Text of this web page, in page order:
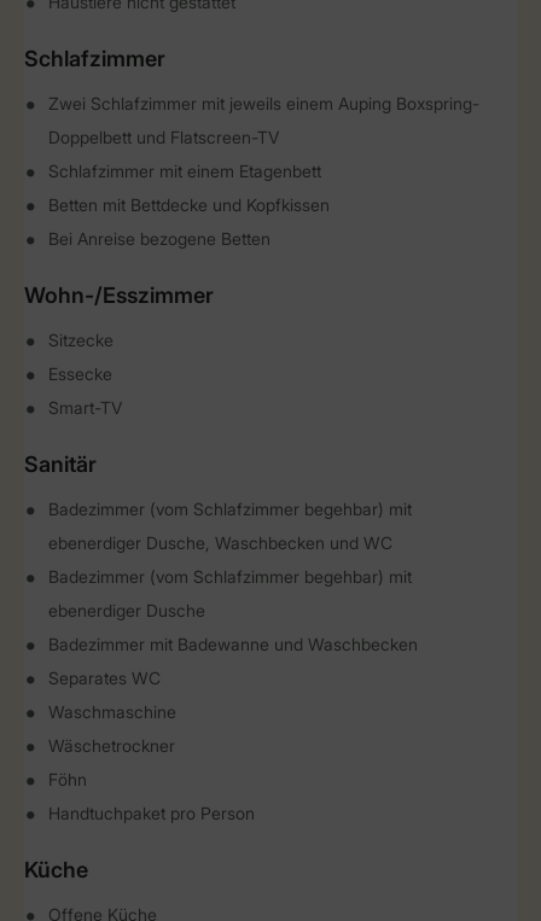
Schlafzimmer
Zwei Schlafzimmer mit jeweils einem Auping Boxspring-
Doppelbett und Flatscreen-TV
Schlafzimmer mit einem Etagenbett
Betten mit Bettdecke und Kopfkissen
Bei Anreise bezogene Betten
Wohn-/Esszimmer
Sitzecke
Essecke
Smart-TV
Sanitär
Badezimmer (vom Schlafzimmer begehbar) mit
ebenerdiger Dusche, Waschbecken und WC
Badezimmer (vom Schlafzimmer begehbar) mit
ebenerdiger Dusche
Badezimmer mit Badewanne und Waschbecken
Separates WC
Waschmaschine
Wäschetrockner
Föhn
Handtuchpaket pro Person
Küche
Offene Küche